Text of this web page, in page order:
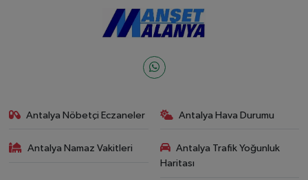
Antalya Nöbetçi Eczaneler Antalya Hava Durumu
Antalya Namaz Vakitleri
Antalya Trafik Yoğunluk
Haritası